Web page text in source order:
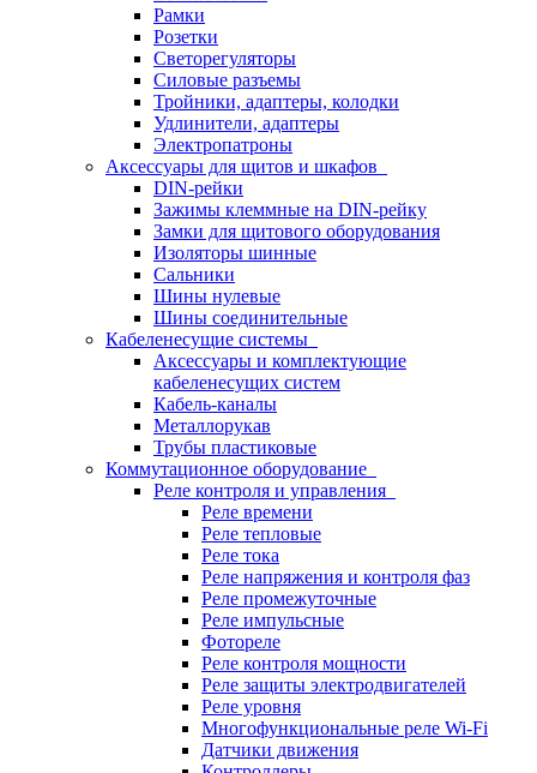
Рамки
Розетки
Светорегуляторы
Силовые разъемы
Тройники, адаптеры, колодки
Удлинители, адаптеры
Электропатроны
Аксессуары для щитов и шкафов
DIN-рейки
Зажимы клеммные на DIN-рейку
Замки для щитового оборудования
Изоляторы шинные
Сальники
Шины нулевые
Шины соединительные
Кабеленесущие системы
Аксессуары и комплектующие
кабеленесущих систем
Кабель-каналы
Металлорукав
Трубы пластиковые
Коммутационное оборудование
Реле контроля и управления
Реле времени
Реле тепловые
Реле тока
Реле напряжения и контроля фаз
Реле промежуточные
Реле импульсные
Фотореле
Реле контроля мощности
Реле защиты электродвигателей
Реле уровня
Многофункциональные реле Wi-Fi
Датчики движения